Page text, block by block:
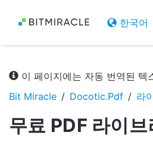
한국어
이 페이지에는 자동 번역된 텍
Bit Miracle
Docotic.Pdf 라
무료 PDF 라이